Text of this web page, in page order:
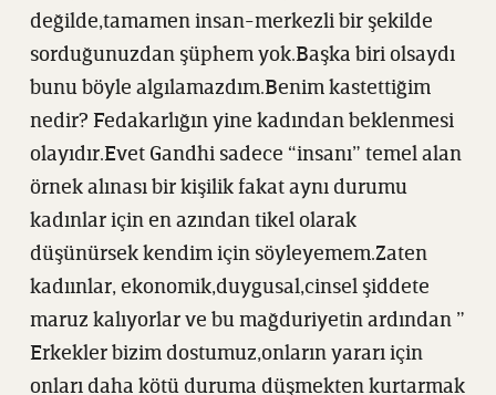
değilde,tamamen insan-merkezli bir şekilde
sorduğunuzdan şüphem yok.Başka biri olsaydı
bunu böyle algılamazdım.Benim kastettiğim
nedir? Fedakarlığın yine kadından beklenmesi
olayıdır.Evet Gandhi sadece “insanı” temel alan
örnek alınası bir kişilik fakat aynı durumu
kadınlar için en azından tikel olarak
düşünürsek kendim için söyleyemem.Zaten
kadıınlar, ekonomik,duygusal,cinsel şiddete
maruz kalıyorlar ve bu mağduriyetin ardından ”
Erkekler bizim dostumuz,onların yararı için
onları daha kötü duruma düşmekten kurtarmak